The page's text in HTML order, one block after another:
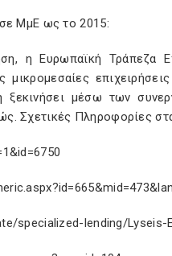
σε ΜμΕ ως το 2015:
η Ευρωπαϊκή Τράπεζα
ξεκινήσει μέσω των
Σχετικές Πληροφορίες
specialized-lending/